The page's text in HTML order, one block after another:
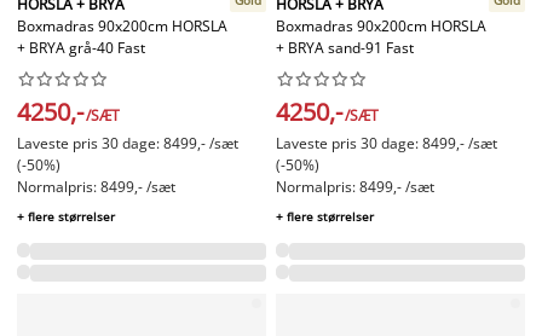
HORSLA + BRYA
Boxmadras 90x200cm HORSLA
+ BRYA grå-40 Fast






4250,-/SÆT
Laveste pris 30 dage: 8499,- /sæt
(-50%)
Normalpris: 8499,- /sæt
+ flere størrelser
HORSLA + BRYA
Boxmadras 90x200cm HORSLA
+ BRYA sand-91 Fast






4250,-/SÆT
Laveste pris 30 dage: 8499,- /sæt
(-50%)
Normalpris: 8499,- /sæt
+ flere størrelser